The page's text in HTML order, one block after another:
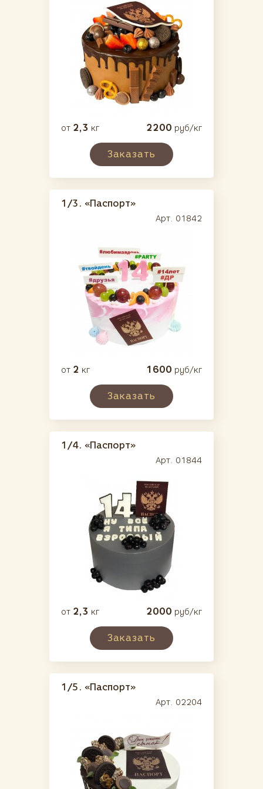
от 2,3 кг 2200 руб/кг
Заказать
1/3. «Паспорт»
Арт. 01842
от 2 кг 1600 руб/кг
Заказать
1/4. «Паспорт»
Арт. 01844
от 2,3 кг 2000 руб/кг
Заказать
1/5. «Паспорт»
Арт. 02204